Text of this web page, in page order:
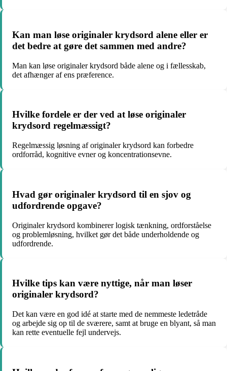
Kan man løse originaler krydsord alene eller er
det bedre at gøre det sammen med andre?
Man kan løse originaler krydsord både alene og i fællesskab,
det afhænger af ens præference.
Hvilke fordele er der ved at løse originaler
krydsord regelmæssigt?
Regelmæssig løsning af originaler krydsord kan forbedre
ordforråd, kognitive evner og koncentrationsevne.
Hvad gør originaler krydsord til en sjov og
udfordrende opgave?
Originaler krydsord kombinerer logisk tænkning, ordforståelse
og problemløsning, hvilket gør det både underholdende og
udfordrende.
Hvilke tips kan være nyttige, når man løser
originaler krydsord?
Det kan være en god idé at starte med de nemmeste ledetråde
og arbejde sig op til de sværere, samt at bruge en blyant, så man
kan rette eventuelle fejl undervejs.